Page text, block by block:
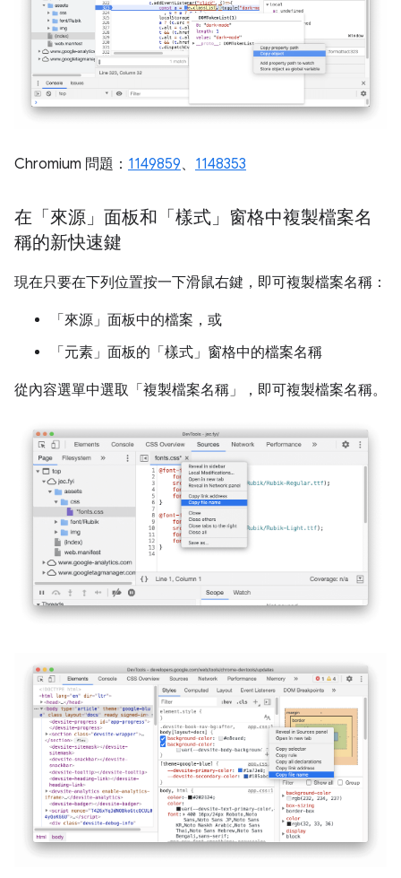
Chromium 問題： 1149859、 1148353
在「來源」面板和「樣式」窗格中複製檔案名
稱的新快速鍵
現在只要在下列位置按一下滑鼠右鍵，即可複製檔案名稱：
「來源」 面板中的檔案，或
「元素」面板的「樣式」窗格中的檔案名稱
從內容選單中選取「複製檔案名稱」 ，即可複製檔案名稱。